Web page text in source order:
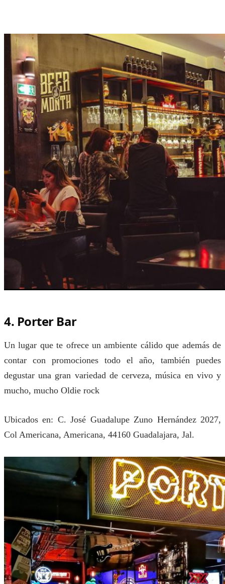
4. Porter Bar
Un lugar que te ofrece un ambiente cálido que además de
contar con promociones todo el año, también puedes
degustar una gran variedad de cerveza, música en vivo y
mucho, mucho Oldie rock
Ubicados en: C. José Guadalupe Zuno Hernández 2027,
Col Americana, Americana, 44160 Guadalajara, Jal.